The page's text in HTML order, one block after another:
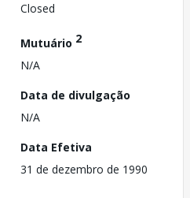
Closed
Mutuário 2
N/A
Data de divulgação
N/A
Data Efetiva
31 de dezembro de 1990